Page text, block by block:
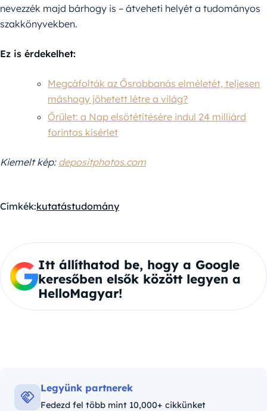
nevezzék majd bárhogy is – átveheti helyét a tudományos
szakkönyvekben.
Ez is érdekelhet:
Megcáfolták az Ősrobbanás elméletét, teljesen
máshogy jöhetett létre a világ?
Őrület: a Nap elsötétítésére indul 24 milliárd
forintos kísérlet
Kiemelt kép: depositphotos.com
Címkék:kutatástudomány
Itt állíthatod be, hogy a Google
keresőben elsők között legyen a
HelloMagyar!
Legyünk partnerek
Fedezd fel több mint 10,000+ cikkünket